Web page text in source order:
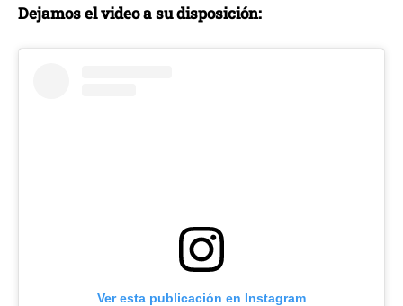
Dejamos el video a su disposición:
Ver esta publicación en Instagram